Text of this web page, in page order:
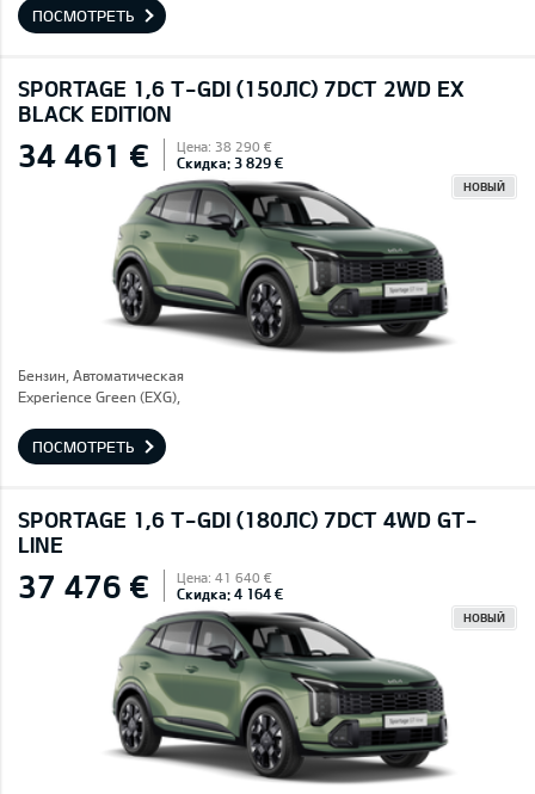
ПОСМОТРЕТЬ
SPORTAGE 1,6 T-GDI (150ЛС) 7DCT 2WD EX
BLACK EDITION
34 461 € Цена: 38 290 €
Скидка: 3 829 €
НОВЫЙ
Бензин, Автоматическая
Experience Green (EXG),
ПОСМОТРЕТЬ
SPORTAGE 1,6 T-GDI (180ЛС) 7DCT 4WD GT-
LINE
37 476 € Цена: 41 640 €
Скидка: 4 164 €
НОВЫЙ